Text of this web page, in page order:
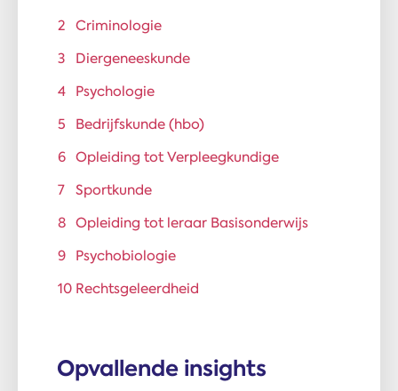
Criminologie
Diergeneeskunde
Psychologie
Bedrijfskunde (hbo)
Opleiding tot Verpleegkundige
Sportkunde
Opleiding tot leraar Basisonderwijs
Psychobiologie
Rechtsgeleerdheid
Opvallende insights